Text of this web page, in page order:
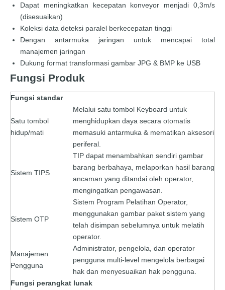
Dapat meningkatkan kecepatan konveyor menjadi 0,3m/s
(disesuaikan)
Koleksi data deteksi paralel berkecepatan tinggi
Dengan antarmuka jaringan untuk mencapai total
manajemen jaringan
Dukung format transformasi gambar JPG & BMP ke USB
Fungsi Produk
Fungsi standar
Satu tombol
hidup/mati
Melalui satu tombol Keyboard untuk
menghidupkan daya secara otomatis
memasuki antarmuka & mematikan aksesori
periferal.
Sistem TIPS
TIP dapat menambahkan sendiri gambar
barang berbahaya, melaporkan hasil barang
ancaman yang ditandai oleh operator,
mengingatkan pengawasan.
Sistem OTP
Sistem Program Pelatihan Operator,
menggunakan gambar paket sistem yang
telah disimpan sebelumnya untuk melatih
operator.
Manajemen
Pengguna
Administrator, pengelola, dan operator
pengguna multi-level mengelola berbagai
hak dan menyesuaikan hak pengguna.
Fungsi perangkat lunak